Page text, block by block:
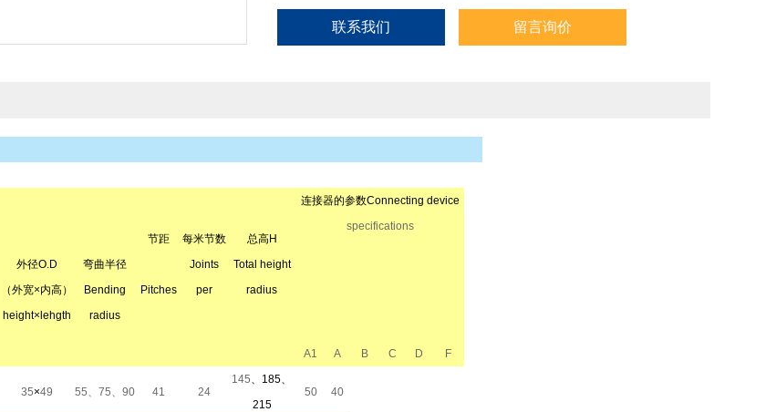
联系我们 留言询价
外径O.D
（外宽×内高）
height×lehgth
弯曲半径
Bending
radius
节距
Pitches
每米节数
Joints
per
总高H
Total height
radius
连接器的参数Connecting device
specifications
A1 A B C D F
35×49 55、75、90 41 24
145、185、
215
50 40